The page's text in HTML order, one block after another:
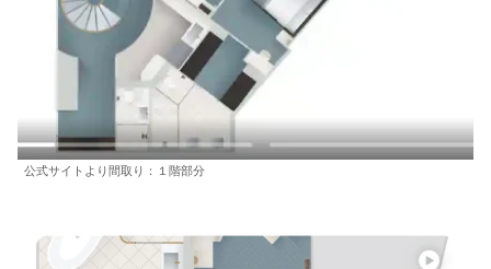
公式サイトより間取り：１階部分